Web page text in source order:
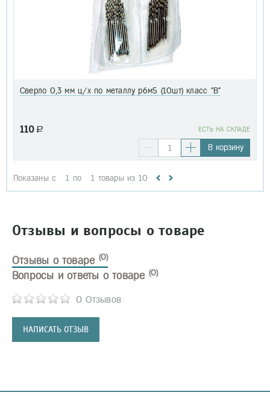
Сверло 0,3 мм ц/х по металлу р6м5 (10шт) класс "В"
110 a EСТЬ НА СКЛАДЕ
В корзину
Показаны с 1 по 1 товары из 10
Отзывы и вопросы о товаре
Отзывы о товаре (0)
0 Отзывов
НАПИСАТЬ ОТЗЫВ
Вопросы и ответы о товаре (0)